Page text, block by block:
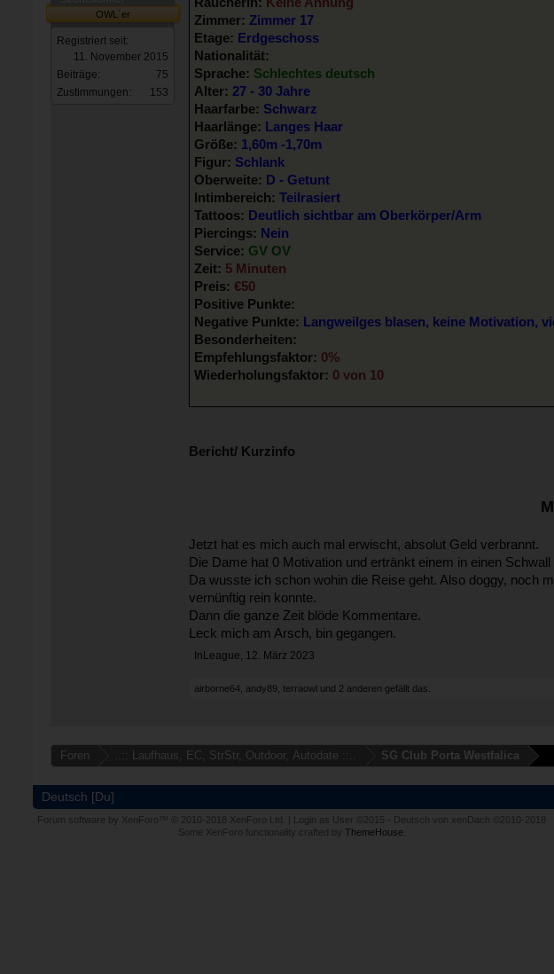
OWL´er
Registriert seit:
11. November 2015
Beiträge:
75
Zustimmungen:
153
Zimmer: Zimmer 17
Etage: Erdgeschoss
Nationalität:
Sprache: Schlechtes deutsch
Alter: 27 - 30 Jahre
Haarfarbe: Schwarz
Haarlänge: Langes Haar
Größe: 1,60m -1,70m
Figur: Schlank
Oberweite: D - Getunt
Intimbereich: Teilrasiert
Tattoos: Deutlich sichtbar am Oberkörper/Arm
Piercings: Nein
Service: GV OV
Zeit: 5 Minuten
Preis: €50
Positive Punkte:
Negative Punkte: Langweilges blasen, keine Motivation,
Besonderheiten:
Empfehlungsfaktor: 0%
Wiederholungsfaktor: 0 von 10
Bericht/ Kurzinfo
Jetzt hat es mich auch mal erwischt, absolut Geld verbrannt.
Die Dame hat 0 Motivation und ertränkt einem in einen
Da wusste ich schon wohin die Reise geht. Also doggy, noch
vernünftig rein konnte.
Dann die ganze Zeit blöde Kommentare.
Leck mich am Arsch, bin gegangen.
InLeague 12. März 2023
airborne64 andy89 terraowl und 2 anderen gefällt das.
Foren ..:: Laufhaus, EC, StrStr, Outdoor, Autodate ::.. SG Club Porta Westfalica
Deutsch [Du]
Forum software by XenForo™ © 2010-2018 XenForo Ltd. | Login as User ©2015 - Deutsch von xenDach
©2010-2018
Some XenForo functionality crafted by ThemeHouse